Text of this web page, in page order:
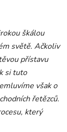
škálou
světě. Ačkoliv
přístavu
si tuto
však o
řetězců.
který